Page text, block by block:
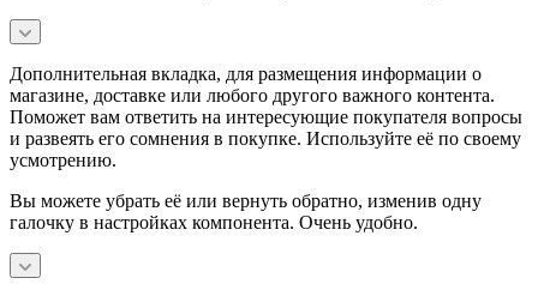
Дополнительная вкладка, для размещения информации о
магазине, доставке или любого другого важного контента.
Поможет вам ответить на интересующие покупателя вопросы
и развеять его сомнения в покупке. Используйте её по своему
усмотрению.
Вы можете убрать её или вернуть обратно, изменив одну
галочку в настройках компонента. Очень удобно.